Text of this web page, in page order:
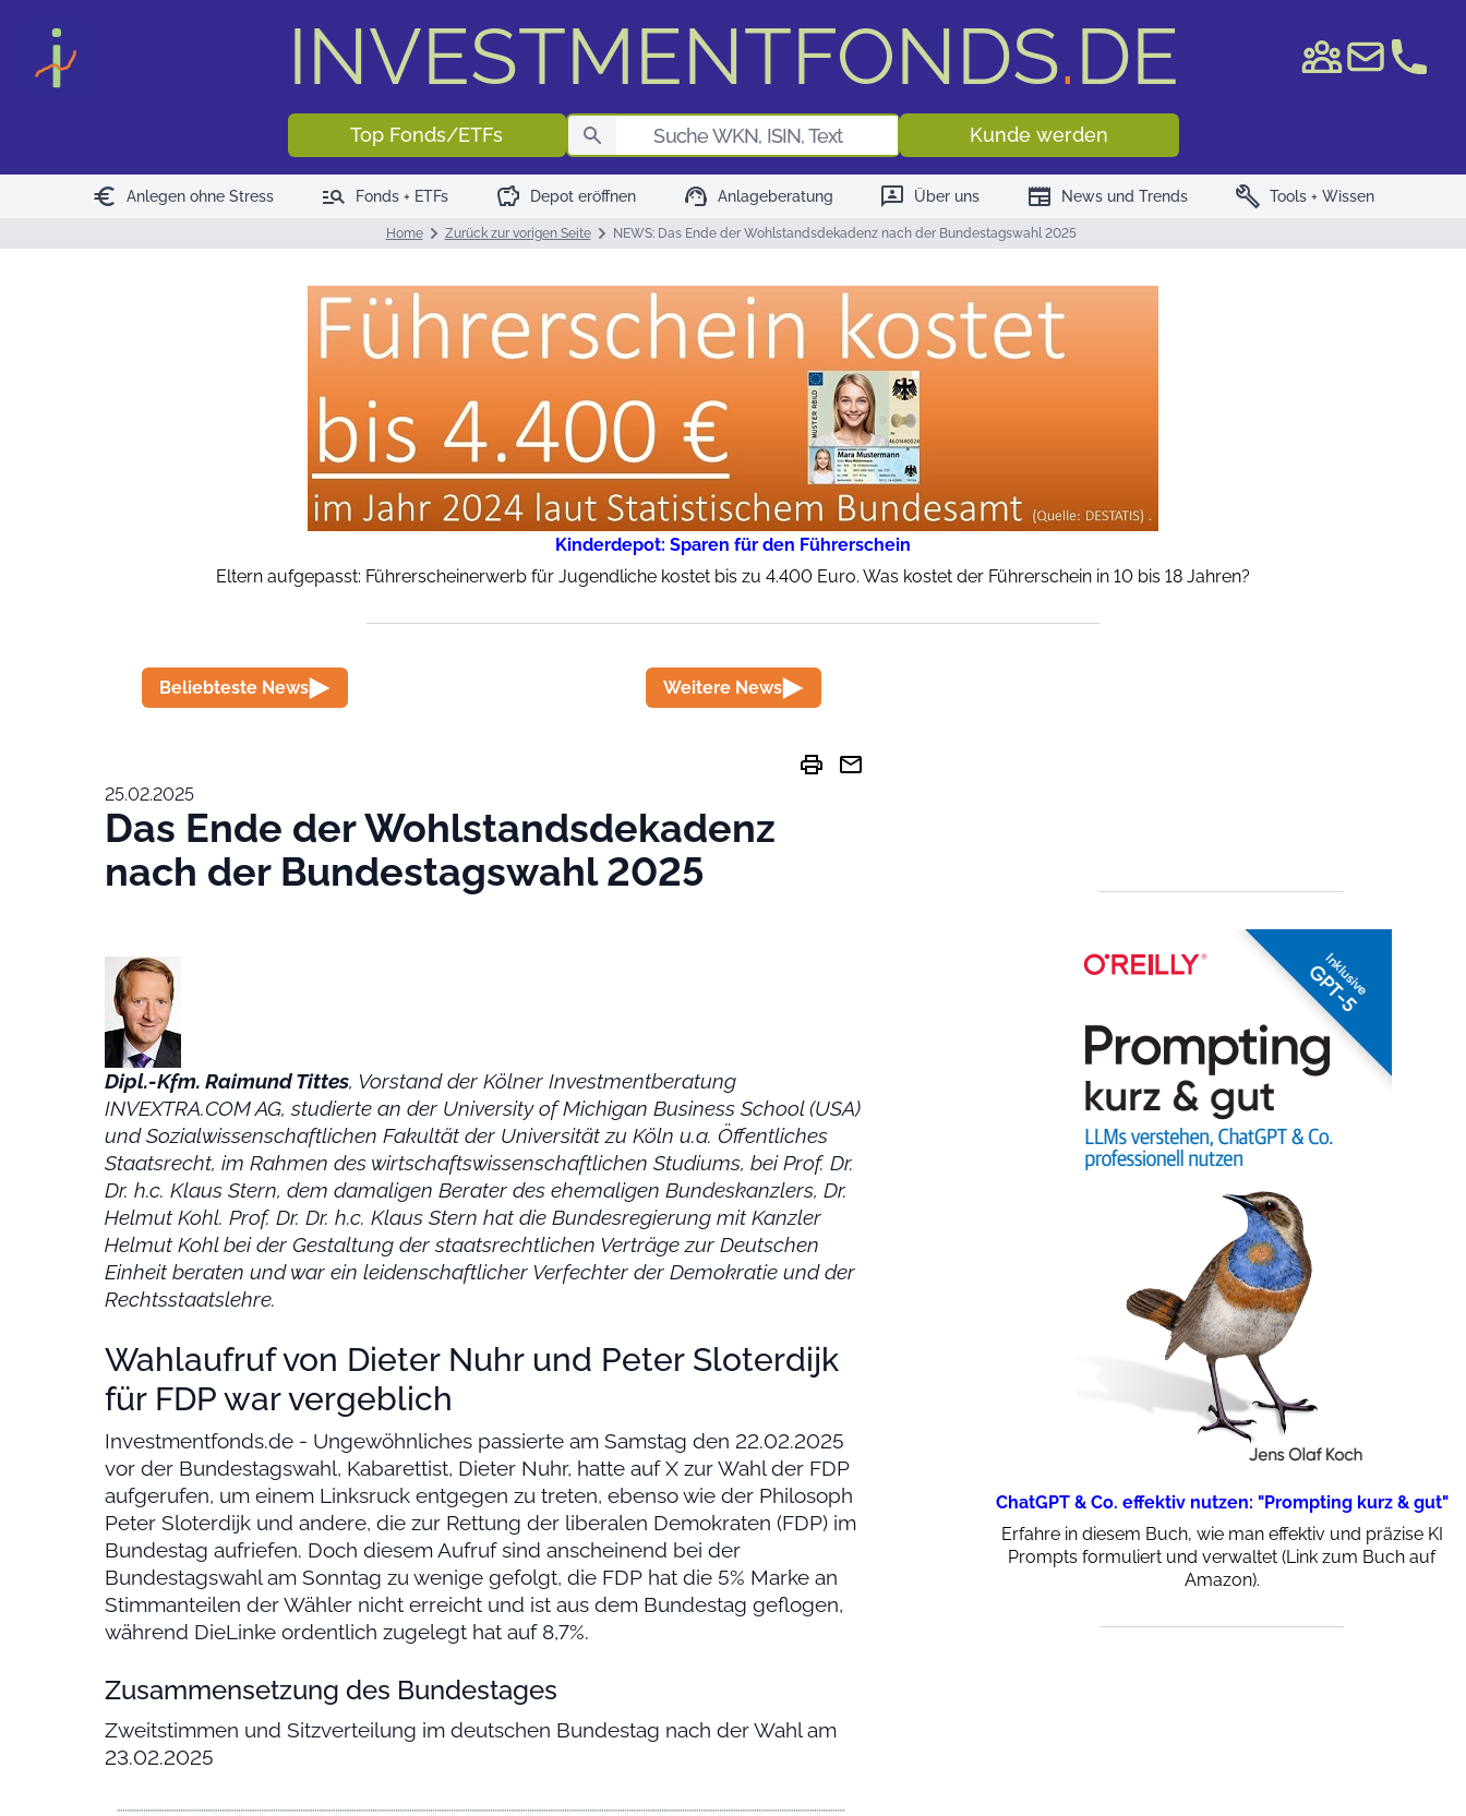
INVESTMENTFONDS.DE
Top Fonds/ETFs Fondssuche WKN/ISIN
Kunde werden
euro Anlegen ohne Stress manage_search Fonds + ETFs savings Depot eröffnen support_agent Anlageberatung 3p Über uns newspaper News und Trends build Tools + Wissen
Home Zurück zur vorigen Seite NEWS: Das Ende der Wohlstandsdekadenz nach der Bundestagswahl 2025
Kinderdepot: Sparen für den Führerschein
Eltern aufgepasst: Führerscheinerwerb für Jugendliche kostet bis zu 4.400 Euro. Was kostet der Führerschein in 10 bis 18 Jahren?
Beliebteste News Weitere News
print mail
25.02.2025
Das Ende der Wohlstandsdekadenz
nach der Bundestagswahl 2025
Dipl.-Kfm. Raimund Tittes, Vorstand der Kölner Investmentberatung
INVEXTRA.COM AG, studierte an der University of Michigan Business School (USA)
und Sozialwissenschaftlichen Fakultät der Universität zu Köln u.a. Öffentliches
Staatsrecht, im Rahmen des wirtschaftswissenschaftlichen Studiums, bei Prof. Dr.
Dr. h.c. Klaus Stern, dem damaligen Berater des ehemaligen Bundeskanzlers, Dr.
Helmut Kohl. Prof. Dr. Dr. h.c. Klaus Stern hat die Bundesregierung mit Kanzler
Helmut Kohl bei der Gestaltung der staatsrechtlichen Verträge zur Deutschen
Einheit beraten und war ein leidenschaftlicher Verfechter der Demokratie und der
Rechtsstaatslehre.
Wahlaufruf von Dieter Nuhr und Peter Sloterdijk
für FDP war vergeblich
Investmentfonds.de - Ungewöhnliches passierte am Samstag den 22.02.2025
vor der Bundestagswahl, Kabarettist, Dieter Nuhr, hatte auf X zur Wahl der FDP
aufgerufen, um einem Linksruck entgegen zu treten, ebenso wie der Philosoph
Peter Sloterdijk und andere, die zur Rettung der liberalen Demokraten (FDP) im
Bundestag aufriefen. Doch diesem Aufruf sind anscheinend bei der
Bundestagswahl am Sonntag zu wenige gefolgt, die FDP hat die 5% Marke an
Stimmanteilen der Wähler nicht erreicht und ist aus dem Bundestag geflogen,
während DieLinke ordentlich zugelegt hat auf 8,7%.
Zusammensetzung des Bundestages
Zweitstimmen und Sitzverteilung im deutschen Bundestag nach der Wahl am
23.02.2025
ChatGPT & Co. effektiv nutzen: "Prompting kurz & gut"
Erfahre in diesem Buch, wie man effektiv und präzise KI
Prompts formuliert und verwaltet (Link zum Buch auf
Amazon).